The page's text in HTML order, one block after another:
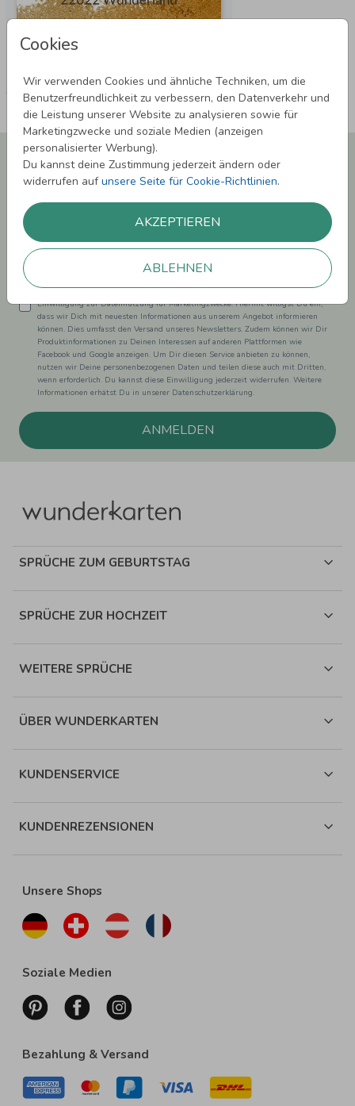
Cookies
Wir verwenden Cookies und ähnliche Techniken, um die
Benutzerfreundlichkeit zu verbessern, den Datenverkehr und
die Leistung unserer Website zu analysieren sowie für
Marketingzwecke und soziale Medien (anzeigen
personalisierter Werbung).
Du kannst deine Zustimmung jederzeit ändern oder
widerrufen aufunsere Seite für Cookie-Richtlinien.
AKZEPTIEREN
ABLEHNEN
Newsletter abonnieren und 5,00 € Rabatt**
sichern!
Laufenden.
Einwilligung zur Datennutzung für Marketingzwecke: Hiermit willigst Du ein,
dass wir Dich mit neuesten Informationen aus unserem Angebot informieren
können. Dies umfasst den Versand unseres Newsletters. Zudem können wir Dir
Produktinformationen zu Deinen Interessen auf anderen Plattformen wie
Facebook und Google anzeigen. Um Dir diesen Service anbieten zu können,
nutzen wir Deine personenbezogenen Daten und teilen diese auch mit Dritten,
wenn erforderlich. Du kannst diese Einwilligung jederzeit widerrufen. Weitere
Informationen erhätst Du in unserer Datenschutzerklärung.
ANMELDEN
SPRÜCHE ZUM GEBURTSTAG
SPRÜCHE ZUR HOCHZEIT
WEITERE SPRÜCHE
ÜBER WUNDERKARTEN
KUNDENSERVICE
KUNDENREZENSIONEN
Unsere Shops
Soziale Medien
Bezahlung & Versand